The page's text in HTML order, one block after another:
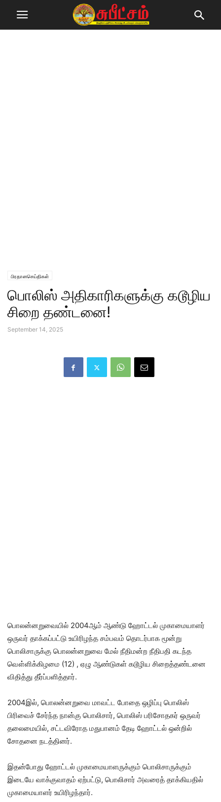
பிரதானசெய்திகள்
பொலிஸ் அதிகாரிகளுக்கு கடூழிய
சிறை தண்டனை!
September 14, 2025
பொலன்னறுவையில் 2004ஆம் ஆண்டு ஹோட்டல் முகாமையாளர்
ஒருவர் தாக்கப்பட்டு உயிரிழந்த சம்பவம் தொடர்பாக மூன்று
பொலிசாருக்கு பொலன்னறுவை மேல் நீதிமன்ற நீதிபதி கடந்த
வௌ்ளிக்கிழமை (12) , ஏழு ஆண்டுகள் கடூழிய சிறைத்தண்டனை
விதித்து தீர்ப்பளித்தார்.
2004இல், பொலன்னறுவை மாவட்ட போதை ஒழிப்பு பொலிஸ்
பிரிவைச் சேர்ந்த நான்கு பொலிசார், பொலிஸ் பரிசோதகர் ஒருவர்
தலைமையில், சட்டவிரோத மதுபானம் தேடி ஹோட்டல் ஒன்றில்
சோதனை நடத்தினர்.
இதன்போது ஹோட்டல் முகாமையாளருக்கும் பொலிசாருக்கும்
இடையே வாக்குவாதம் ஏற்பட்டு, பொலிசார் அவரைத் தாக்கியதில்
முகாமையாளர் உயிரிழந்தார்.